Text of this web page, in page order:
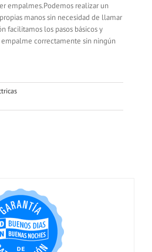
empalmes.Podemos realizar un
manos sin necesidad de llamar
facilitamos los pasos básicos y
correctamente sin ningún